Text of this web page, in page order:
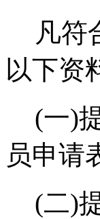
凡符
以下资
(一)
员申请
(二)